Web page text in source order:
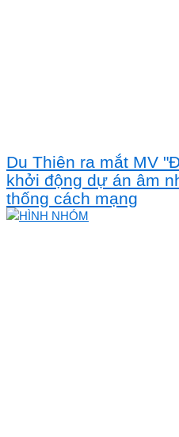
Du Thiên ra mắt MV
khởi động dự án âm
thống cách mạng